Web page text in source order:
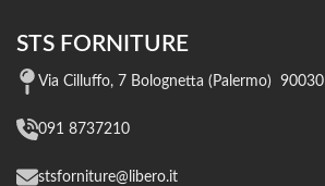
STS FORNITURE
Via Cilluffo, 7 Bolognetta (Palermo) 90030
091 8737210
stsforniture@libero.it